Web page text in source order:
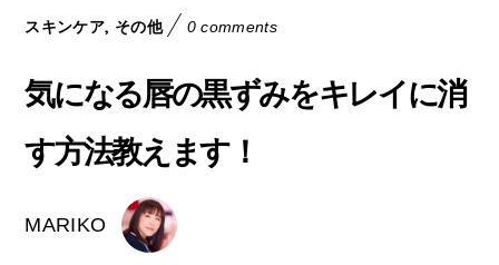
スキンケア, その他 0 comments
気になる唇の黒ずみをキレイに消
す方法教えます！
MARIKO